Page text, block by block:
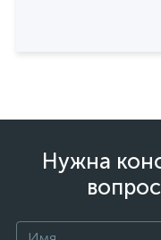
Нужна